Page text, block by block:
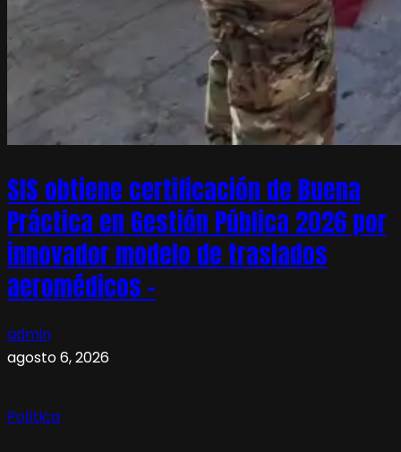
SIS obtiene certificación de Buena
Práctica en Gestión Pública 2026 por
innovador modelo de traslados
aeromédicos –
admin
agosto 6, 2026
Política